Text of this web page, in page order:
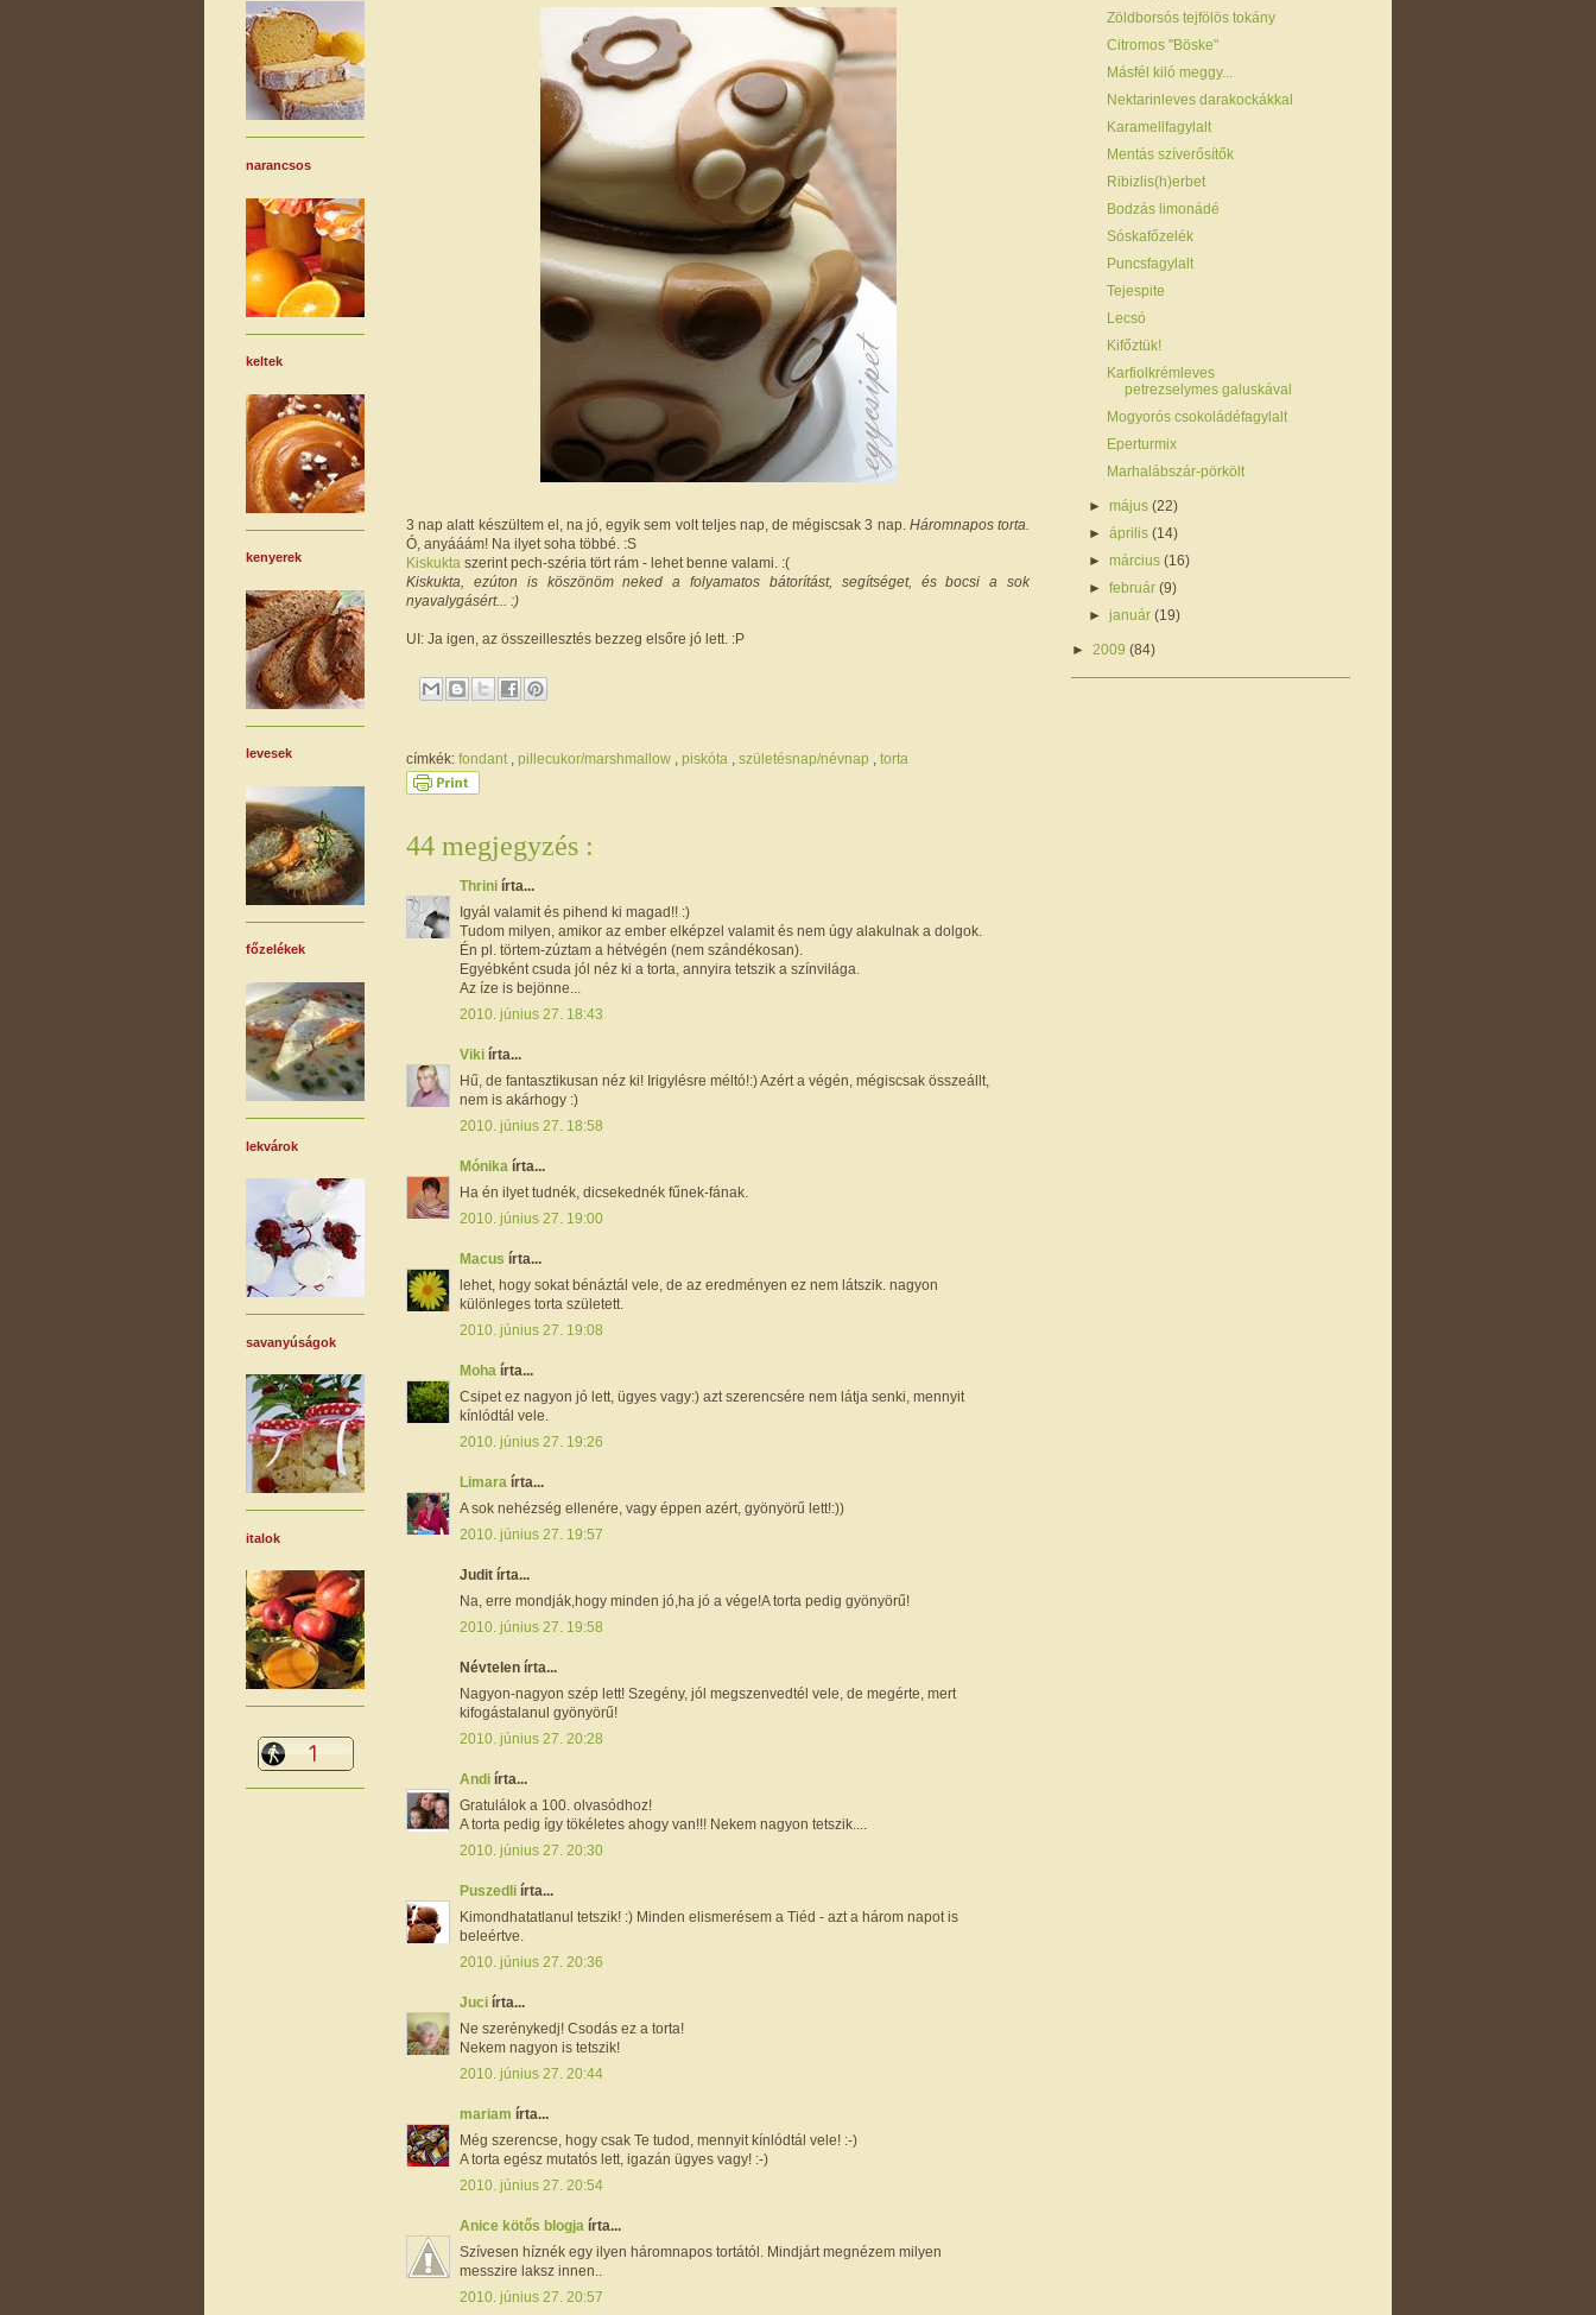
3 nap alatt készültem el, na jó, egyik sem volt teljes nap, de mégiscsak 3 nap. Háromnapos torta.
Ó, anyááám! Na ilyet soha többé. :S
Kiskukta szerint pech-széria tört rám - lehet benne valami. :(
Kiskukta, ezúton is köszönöm neked a folyamatos bátorítást, segítséget, és bocsi a sok
nyavalygásért... :)
UI: Ja igen, az összeillesztés bezzeg elsőre jó lett. :P
címkék: fondant pillecukor/marshmallow piskóta születésnap/névnap torta
44 megjegyzés :
Thrini írta...
Igyál valamit és pihend ki magad!! :)
Tudom milyen, amikor az ember elképzel valamit és nem úgy alakulnak a dolgok.
Én pl. törtem-zúztam a hétvégén (nem szándékosan).
Egyébként csuda jól néz ki a torta, annyira tetszik a színvilága.
Az íze is bejönne...
2010. június 27. 18:43
Viki írta...
Hű, de fantasztikusan néz ki! Irigylésre méltó!:) Azért a végén, mégiscsak összeállt,
nem is akárhogy :)
2010. június 27. 18:58
Mónika írta...
Ha én ilyet tudnék, dicsekednék fűnek-fának.
2010. június 27. 19:00
Macus írta...
lehet, hogy sokat bénáztál vele, de az eredményen ez nem látszik. nagyon
különleges torta született.
2010. június 27. 19:08
Moha írta...
Csipet ez nagyon jó lett, ügyes vagy:) azt szerencsére nem látja senki, mennyit
kínlódtál vele.
2010. június 27. 19:26
Limara írta...
A sok nehézség ellenére, vagy éppen azért, gyönyörű lett!:))
2010. június 27. 19:57
Judit írta...
Na, erre mondják,hogy minden jó,ha jó a vége!A torta pedig gyönyörű!
2010. június 27. 19:58
Névtelen írta...
Nagyon-nagyon szép lett! Szegény, jól megszenvedtél vele, de megérte, mert
kifogástalanul gyönyörű!
2010. június 27. 20:28
Andi írta...
Gratulálok a 100. olvasódhoz!
A torta pedig így tökéletes ahogy van!!! Nekem nagyon tetszik....
2010. június 27. 20:30
Puszedli írta...
Kimondhatatlanul tetszik! :) Minden elismerésem a Tiéd - azt a három napot is
beleértve.
2010. június 27. 20:36
Juci írta...
Ne szerénykedj! Csodás ez a torta!
Nekem nagyon is tetszik!
2010. június 27. 20:44
mariam írta...
Még szerencse, hogy csak Te tudod, mennyit kínlódtál vele! :-)
A torta egész mutatós lett, igazán ügyes vagy! :-)
2010. június 27. 20:54
Anice kötős blogja írta...
Szívesen híznék egy ilyen háromnapos tortától. Mindjárt megnézem milyen
messzire laksz innen..
2010. június 27. 20:57
narancsos
keltek
kenyerek
levesek
főzelékek
lekvárok
savanyúságok
italok
Zöldborsós tejfölös tokány
Citromos "Böske"
Másfél kiló meggy...
Nektarinleves darakockákkal
Karamellfagylalt
Mentás szíverősítők
Ribizlis(h)erbet
Bodzás limonádé
Sóskafőzelék
Puncsfagylalt
Tejespite
Lecsó
Kifőztük!
Karfiolkrémleves
petrezselymes galuskával
Mogyorós csokoládéfagylalt
Eperturmix
Marhalábszár-pörkölt
►május(22)
►április(14)
►március(16)
►február(9)
►január(19)
► 2009 (84)